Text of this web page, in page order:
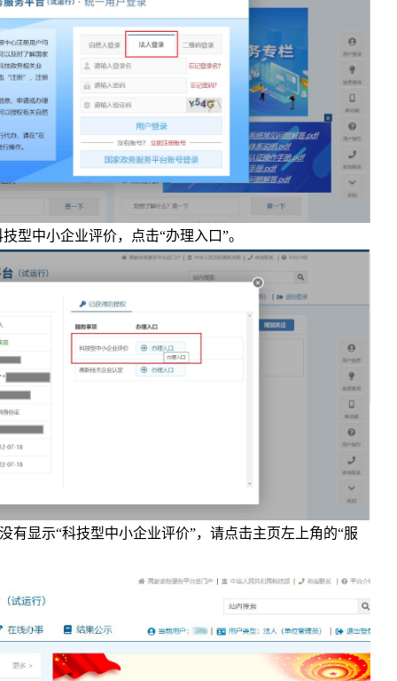
中小企业评价，点击“办理入口”。
显示“科技型中小企业评价”，请点击主页左上角的“服